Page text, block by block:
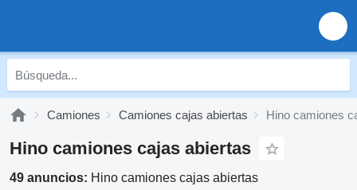
Camiones Camiones cajas abiertas Hino camiones
Hino camiones cajas abiertas
49 anuncios: Hino camiones cajas abiertas